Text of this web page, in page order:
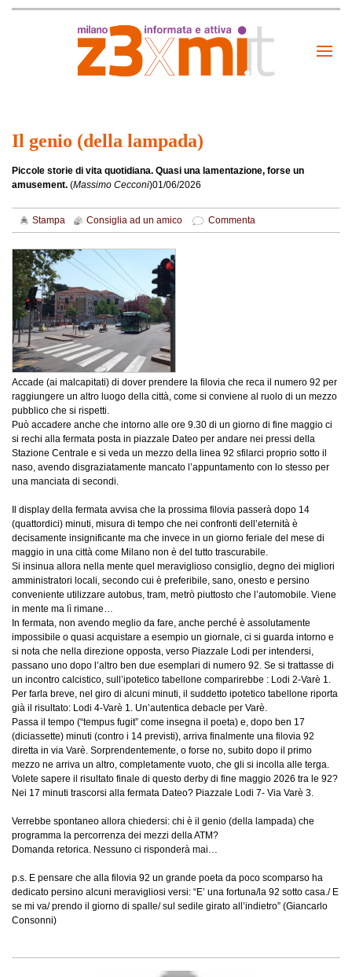
Il genio (della lampada)
Piccole storie di vita quotidiana. Quasi una lamentazione, forse un
amusement. (Massimo Cecconi)01/06/2026
Stampa Consiglia ad un amico Commenta
Accade (ai malcapitati) di dover prendere la filovia che reca il numero 92 per
raggiungere un altro luogo della città, come si conviene al ruolo di un mezzo
pubblico che si rispetti.
Può accadere anche che intorno alle ore 9.30 di un giorno di fine maggio ci
si rechi alla fermata posta in piazzale Dateo per andare nei pressi della
Stazione Centrale e si veda un mezzo della linea 92 sfilarci proprio sotto il
naso, avendo disgraziatamente mancato l’appuntamento con lo stesso per
una manciata di secondi.
Il display della fermata avvisa che la prossima filovia passerà dopo 14
(quattordici) minuti, misura di tempo che nei confronti dell’eternità è
decisamente insignificante ma che invece in un giorno feriale del mese di
maggio in una città come Milano non è del tutto trascurabile.
Si insinua allora nella mente quel meraviglioso consiglio, degno dei migliori
amministratori locali, secondo cui è preferibile, sano, onesto e persino
conveniente utilizzare autobus, tram, metrò piuttosto che l’automobile. Viene
in mente ma lì rimane…
In fermata, non avendo meglio da fare, anche perché è assolutamente
impossibile o quasi acquistare a esempio un giornale, ci si guarda intorno e
si nota che nella direzione opposta, verso Piazzale Lodi per intendersi,
passano uno dopo l’altro ben due esemplari di numero 92. Se si trattasse di
un incontro calcistico, sull’ipotetico tabellone comparirebbe : Lodi 2-Varè 1.
Per farla breve, nel giro di alcuni minuti, il suddetto ipotetico tabellone riporta
già il risultato: Lodi 4-Varè 1. Un’autentica debacle per Varè.
Passa il tempo (“tempus fugit” come insegna il poeta) e, dopo ben 17
(diciassette) minuti (contro i 14 previsti), arriva finalmente una filovia 92
diretta in via Varè. Sorprendentemente, o forse no, subito dopo il primo
mezzo ne arriva un altro, completamente vuoto, che gli si incolla alle terga.
Volete sapere il risultato finale di questo derby di fine maggio 2026 tra le 92?
Nei 17 minuti trascorsi alla fermata Dateo? Piazzale Lodi 7- Via Varè 3.
Verrebbe spontaneo allora chiedersi: chi è il genio (della lampada) che
programma la percorrenza dei mezzi della ATM?
Domanda retorica. Nessuno ci risponderà mai…
p.s. E pensare che alla filovia 92 un grande poeta da poco scomparso ha
dedicato persino alcuni meravigliosi versi: “E’ una fortuna/la 92 sotto casa./ E
se mi va/ prendo il giorno di spalle/ sul sedile girato all’indietro” (Giancarlo
Consonni)